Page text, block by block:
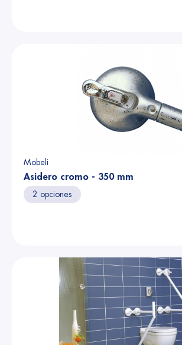
Mobeli
Asidero cromo - 350 mm
2 opciones